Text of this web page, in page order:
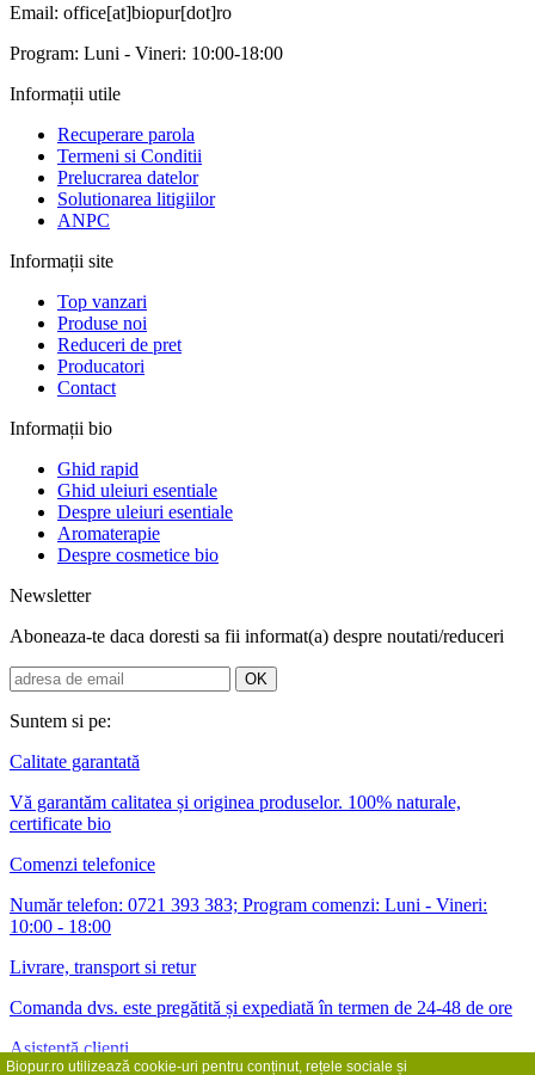
Email: office[at]biopur[dot]ro
Program: Luni - Vineri: 10:00-18:00
Informații utile
Recuperare parola
Termeni si Conditii
Prelucrarea datelor
Solutionarea litigiilor
ANPC
Informații site
Top vanzari
Produse noi
Reduceri de pret
Producatori
Contact
Informații bio
Ghid rapid
Ghid uleiuri esentiale
Despre uleiuri esentiale
Aromaterapie
Despre cosmetice bio
Newsletter
Aboneaza-te daca doresti sa fii informat(a) despre noutati/reduceri
Suntem si pe:
Calitate garantată
Vă garantăm calitatea și originea produselor. 100% naturale,
certificate bio
Comenzi telefonice
Număr telefon: 0721 393 383; Program comenzi: Luni - Vineri:
10:00 - 18:00
Livrare, transport si retur
Comanda dvs. este pregătită și expediată în termen de 24-48 de ore
Asistență clienți
Biopur.ro utilizează cookie-uri pentru conținut, rețele sociale și